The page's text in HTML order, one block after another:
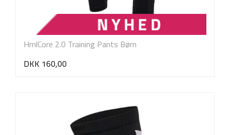
HmlCore 2.0 Training Pants Børn
DKK 160,00